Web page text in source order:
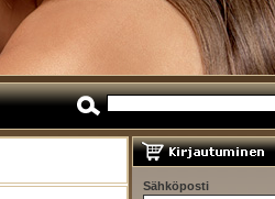
Sähköposti